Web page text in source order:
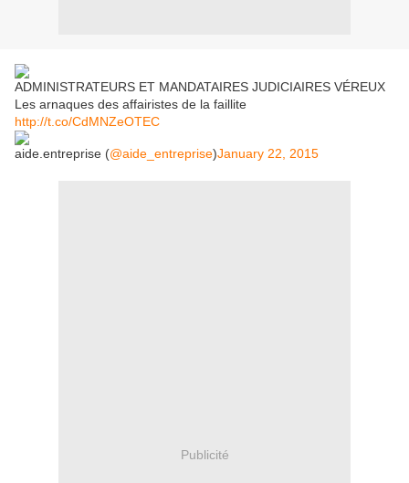
ADMINISTRATEURS ET MANDATAIRES JUDICIAIRES VÉREUX
Les arnaques des affairistes de la faillite
http://t.co/CdMNZeOTEC
aide.entreprise (@aide_entreprise)January 22, 2015
Publicité